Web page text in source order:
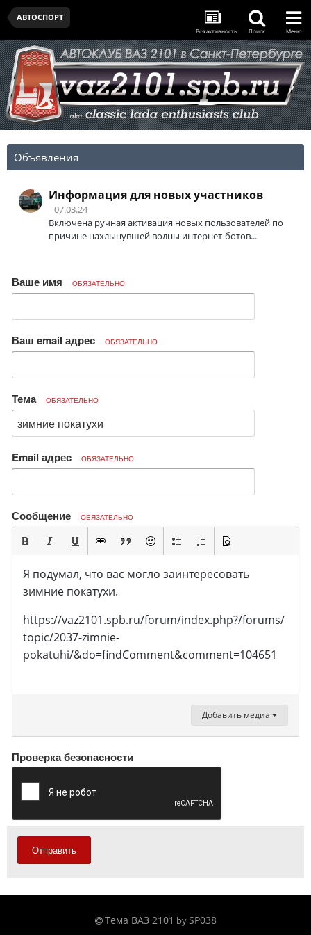
АВТОСПОРТ
Вся активность Поиск Меню
Объявления
Информация для новых участников
07.03.24
Включена ручная активация новых пользователей по
причине нахлынувшей волны интернет-ботов...
Ваше имя ОБЯЗАТЕЛЬНО
Ваш email адрес ОБЯЗАТЕЛЬНО
Тема ОБЯЗАТЕЛЬНО
Email адрес ОБЯЗАТЕЛЬНО
Сообщение ОБЯЗАТЕЛЬНО
Я подумал, что вас могло заинтересовать
зимние покатухи.
https://vaz2101.spb.ru/forum/index.php?/forums/
topic/2037-zimnie-
pokatuhi/&do=findComment&comment=104651
Добавить медиа
Проверка безопасности
Отправить
Тема ВАЗ 2101 by SP038